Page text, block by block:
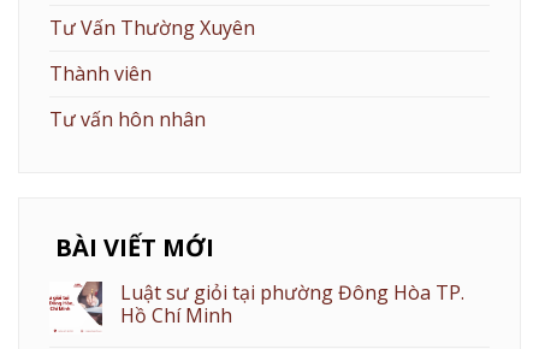
Tư Vấn Thường Xuyên
Thành viên
Tư vấn hôn nhân
BÀI VIẾT MỚI
Luật sư giỏi tại phường Đông Hòa TP.
Hồ Chí Minh